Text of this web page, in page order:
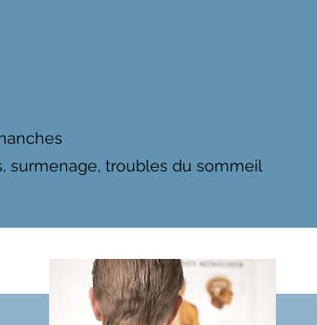
surmenage, troubles du sommeil